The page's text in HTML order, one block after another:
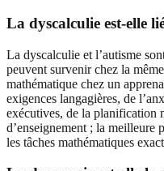
La dyscalculie est-elle
La dyscalculie et l’autisme
peuvent survenir chez la
mathématique chez un
exigences langagières, de
exécutives, de la planification
d’enseignement ; la meilleure
les tâches mathématiques